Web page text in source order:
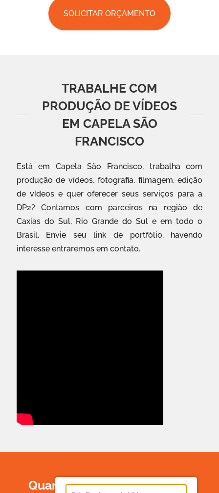
SOLICITAR ORÇAMENTO
TRABALHE COM
PRODUÇÃO DE VÍDEOS
EM CAPELA SÃO
FRANCISCO
Está em Capela São Francisco, trabalha com
produção de vídeos, fotografia, filmagem, edição
de vídeos e quer oferecer seus serviços para a
DP2? Contamos com parceiros na região de
Caxias do Sul, Rio Grande do Sul e em todo o
Brasil. Envie seu link de portfólio, havendo
interesse entraremos em contato.
Quanto Custa Produzir Um